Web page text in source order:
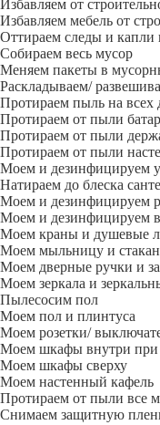
Избавляем от
Избавляем мебель от
Оттираем следы и капли
Собираем весь мусор
Меняем пакеты в
Раскладываем/
Протираем пыль на всех
Протираем от пыли
Протираем от пыли
Протираем от пыли
Моем и дезинфицируем
Натираем до блеска
Моем и дезинфицируем
Моем и дезинфицируем
Моем краны и душевые
Моем мыльницу и
Моем дверные ручки и
Моем зеркала и
Пылесосим пол
Моем пол и плинтуса
Моем розетки/
Моем шкафы внутри при
Моем шкафы сверху
Моем настенный кафель
Протираем от пыли все
Снимаем защитную